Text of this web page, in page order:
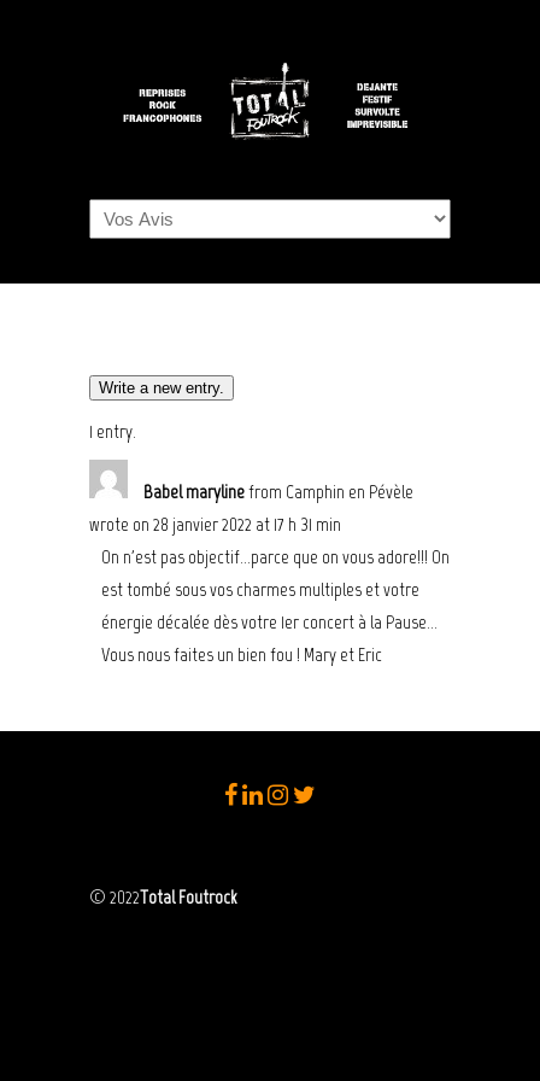
Navigation
1 entry.
Babel marylinefrom Camphin en Pévèle
wrote on 28 janvier 2022 at 17 h 31 min
On n'est pas objectif...parce que on vous adore!!! On
est tombé sous vos charmes multiples et votre
énergie décalée dès votre 1er concert à la Pause...
Vous nous faites un bien fou ! Mary et Eric
© 2022Total Foutrock